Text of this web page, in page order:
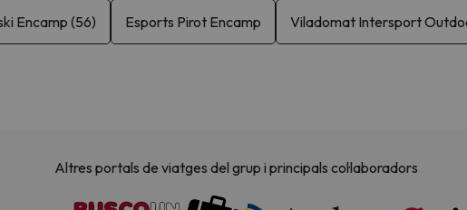
Encamp (56) Esports Pirot Encamp Viladomat Intersport
Altres portals de viatges del grup i principals col·laboradors